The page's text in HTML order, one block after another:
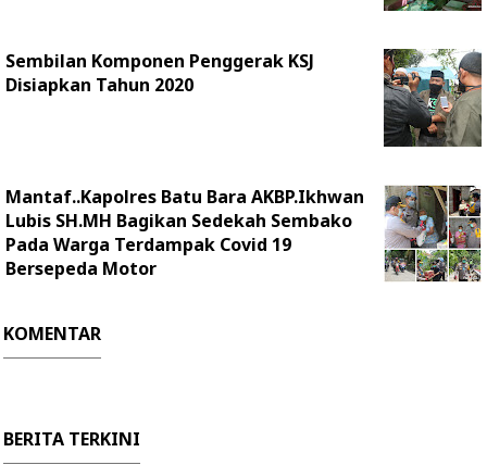
Sembilan Komponen Penggerak KSJ
Disiapkan Tahun 2020
Mantaf..Kapolres Batu Bara AKBP.Ikhwan
Lubis SH.MH Bagikan Sedekah Sembako
Pada Warga Terdampak Covid 19
Bersepeda Motor
KOMENTAR
BERITA TERKINI